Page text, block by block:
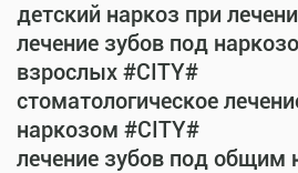
детский наркоз при
лечение зубов под
взрослых #CITY#
стоматологическое
наркозом #CITY#
лечение зубов под общим